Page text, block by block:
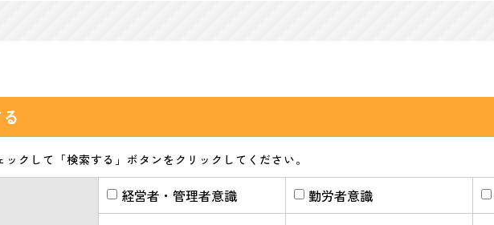
クして「検索する」ボタンをクリックしてください。
経営者・管理者意識 勤労者意識